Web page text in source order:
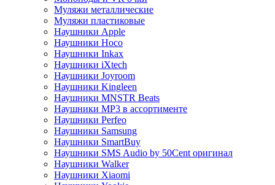
Муляжи металлические
Муляжи пластиковые
Наушники Apple
Наушники Hoco
Наушники Inkax
Наушники iXtech
Наушники Joyroom
Наушники Kingleen
Наушники MNSTR Beats
Наушники MP3 в ассортименте
Наушники Perfeo
Наушники Samsung
Наушники SmartBuy
Наушники SMS Audio by 50Cent оригинал
Наушники Walker
Наушники Xiaomi